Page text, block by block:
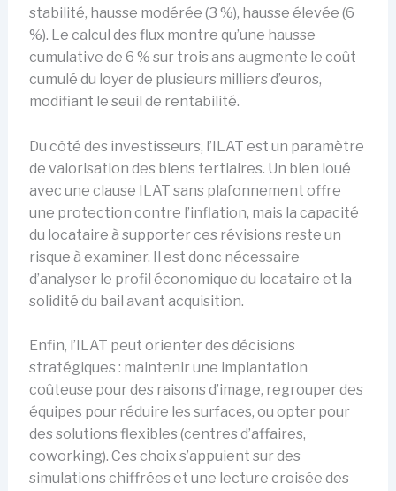
stabilité, hausse modérée (3 %), hausse élevée (6
%). Le calcul des flux montre qu’une hausse
cumulative de 6 % sur trois ans augmente le coût
cumulé du loyer de plusieurs milliers d’euros,
modifiant le seuil de rentabilité.
Du côté des investisseurs, l’ILAT est un paramètre
de valorisation des biens tertiaires. Un bien loué
avec une clause ILAT sans plafonnement offre
une protection contre l’inflation, mais la capacité
du locataire à supporter ces révisions reste un
risque à examiner. Il est donc nécessaire
d’analyser le profil économique du locataire et la
solidité du bail avant acquisition.
Enfin, l’ILAT peut orienter des décisions
stratégiques : maintenir une implantation
coûteuse pour des raisons d’image, regrouper des
équipes pour réduire les surfaces, ou opter pour
des solutions flexibles (centres d’affaires,
coworking). Ces choix s’appuient sur des
simulations chiffrées et une lecture croisée des